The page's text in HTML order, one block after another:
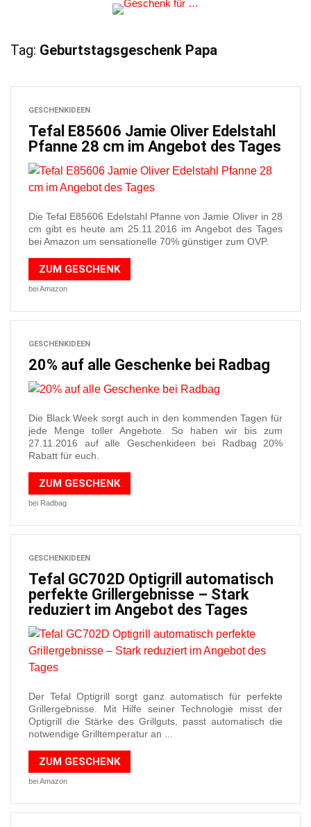
Tag: Geburtstagsgeschenk Papa
GESCHENKIDEEN
Tefal E85606 Jamie Oliver Edelstahl
Pfanne 28 cm im Angebot des Tages
Die Tefal E85606 Edelstahl Pfanne von Jamie Oliver in 28
cm gibt es heute am 25.11.2016 im Angebot des Tages
bei Amazon um sensationelle 70% günstiger zum OVP.
ZUM GESCHENK
bei Amazon
GESCHENKIDEEN
20% auf alle Geschenke bei Radbag
Die Black Week sorgt auch in den kommenden Tagen für
jede Menge toller Angebote. So haben wir bis zum
27.11.2016 auf alle Geschenkideen bei Radbag 20%
Rabatt für euch.
ZUM GESCHENK
bei Radbag
GESCHENKIDEEN
Tefal GC702D Optigrill automatisch
perfekte Grillergebnisse – Stark
reduziert im Angebot des Tages
Der Tefal Optigrill sorgt ganz automatisch für perfekte
Grillergebnisse. Mit Hilfe seiner Technologie misst der
Optigrill die Stärke des Grillguts, passt automatisch die
notwendige Grilltemperatur an ...
ZUM GESCHENK
bei Amazon